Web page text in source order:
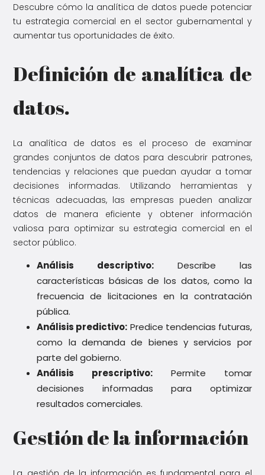
Descubre cómo la analítica de datos puede potenciar
tu estrategia comercial en el sector gubernamental y
aumentar tus oportunidades de éxito.
Definición de analítica de
datos.
La analítica de datos es el proceso de examinar
grandes conjuntos de datos para descubrir patrones,
tendencias y relaciones que puedan ayudar a tomar
decisiones informadas. Utilizando herramientas y
técnicas adecuadas, las empresas pueden analizar
datos de manera eficiente y obtener información
valiosa para optimizar su estrategia comercial en el
sector público.
Análisis descriptivo: Describe las
características básicas de los datos, como la
frecuencia de licitaciones en la contratación
pública.
Análisis predictivo: Predice tendencias futuras,
como la demanda de bienes y servicios por
parte del gobierno.
Análisis prescriptivo: Permite tomar
decisiones informadas para optimizar
resultados comerciales.
Gestión de la información